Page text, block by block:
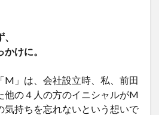
けに。
M」は、会社設立時、私、前田
他の４人の方のイニシャルがM
気持ちを忘れないという想いで